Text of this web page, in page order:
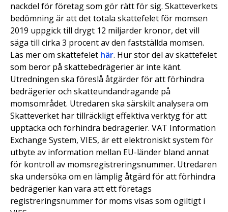
nackdel för företag som gör rätt för sig. Skatteverkets
bedömning är att det totala skattefelet för momsen
2019 uppgick till drygt 12 miljarder kronor, det vill
säga till cirka 3 procent av den fastställda momsen.
Läs mer om skattefelet här. Hur stor del av skattefelet
som beror på skattebedrägerier är inte känt.
Utredningen ska föreslå åtgärder för att förhindra
bedrägerier och skatteundandragande på
momsområdet. Utredaren ska särskilt analysera om
Skatteverket har tillräckligt effektiva verktyg för att
upptäcka och förhindra bedrägerier. VAT Information
Exchange System, VIES, är ett elektroniskt system för
utbyte av information mellan EU-länder bland annat
för kontroll av momsregistreringsnummer. Utredaren
ska undersöka om en lämplig åtgärd för att förhindra
bedrägerier kan vara att ett företags
registreringsnummer för moms visas som ogiltigt i